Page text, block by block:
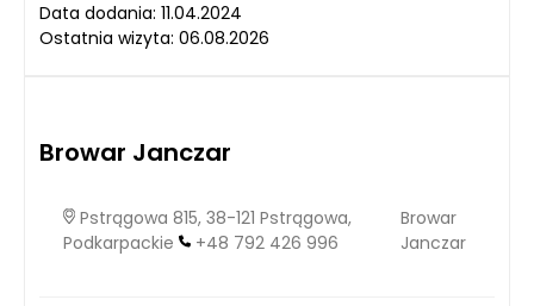
Data dodania: 11.04.2024
Ostatnia wizyta: 06.08.2026
Browar Janczar
Pstrągowa 815, 38-121 Pstrągowa,
Podkarpackie
+48 792 426 996
Browar
Janczar